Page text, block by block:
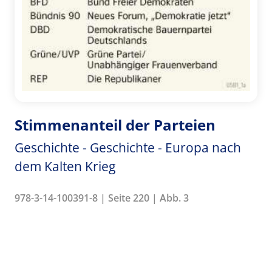
Stimmenanteil der Parteien
Geschichte - Geschichte - Europa nach
dem Kalten Krieg
978-3-14-100391-8 | Seite 220 | Abb. 3